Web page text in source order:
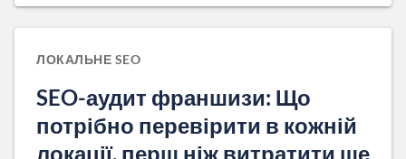
ЛОКАЛЬНЕ SEO
SEO-аудит франшизи: Що
потрібно перевірити в кожній
локації, перш ніж витратити ще